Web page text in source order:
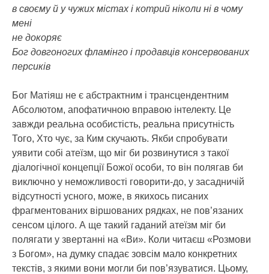
в своєму й у чужих містах і котрий ніколи ні в чому
мені
не докоряє
Бог довгоногих фламінго і продавців консервованих
персиків
Бог Матіяш не є абстрактним і трансцендентним
Абсолютом, апофатичною вправою інтелекту. Це
завжди реальна особистість, реальна присутність
Того, Хто чує, за Ким скучають. Якби спробувати
уявити собі атеїзм, що міг би розвинутися з такої
діалогічної концепції Божої особи, то він полягав би
виключно у неможливості говорити-до, у засадничій
відсутності усного, може, в якихось писаних
фрагментованих віршованих рядках, не пов’язаних
сенсом цілого. А ще такий гаданий атеїзм міг би
полягати у звертанні на «Ви». Коли читаєш «Розмови
з Богом», на думку спадає зовсім мало конкретних
текстів, з якими вони могли би пов’язуватися. Цьому,